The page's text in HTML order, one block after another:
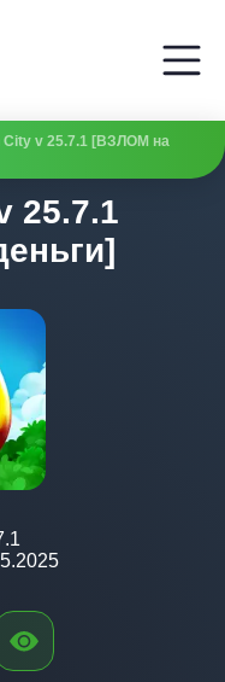
City v 25.7.1 [ВЗЛОМ на
25.7.1